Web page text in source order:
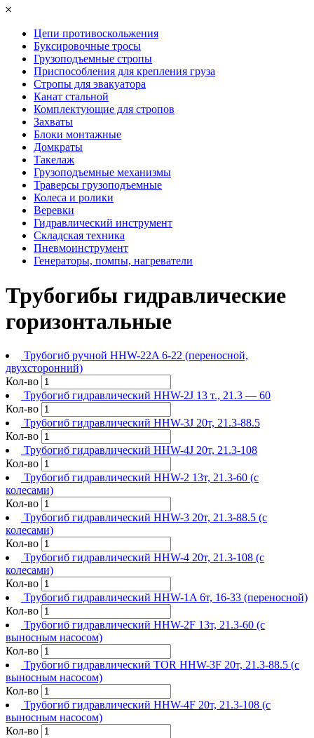
𐄂
Цепи противоскольжения
Буксировочные тросы
Грузоподъемные стропы
Приспособления для крепления груза
Стропы для эвакуатора
Канат стальной
Комплектующие для стропов
Захваты
Блоки монтажные
Домкраты
Такелаж
Грузоподъемные механизмы
Траверсы грузоподъемные
Колеса и ролики
Веревки
Гидравлический инструмент
Складская техника
Пневмоинструмент
Генераторы, помпы, нагреватели
Трубогибы гидравлические
горизонтальные
Трубогиб ручной HHW-22A 6-22 (переносной,
двухсторонний)
Кол-во
Трубогиб гидравлический HHW-2J 13 т., 21.3 — 60
Кол-во
Трубогиб гидравлический HHW-3J 20т, 21.3-88.5
Кол-во
Трубогиб гидравлический HHW-4J 20т, 21.3-108
Кол-во
Трубогиб гидравлический HHW-2 13т, 21.3-60 (с
колесами)
Кол-во
Трубогиб гидравлический HHW-3 20т, 21.3-88.5 (с
колесами)
Кол-во
Трубогиб гидравлический HHW-4 20т, 21.3-108 (с
колесами)
Кол-во
Трубогиб гидравлический HHW-1A 6т, 16-33 (переносной)
Кол-во
Трубогиб гидравлический HHW-2F 13т, 21.3-60 (с
выносным насосом)
Кол-во
Трубогиб гидравлический TOR HHW-3F 20т, 21.3-88.5 (с
выносным насосом)
Кол-во
Трубогиб гидравлический HHW-4F 20т, 21.3-108 (с
выносным насосом)
Кол-во